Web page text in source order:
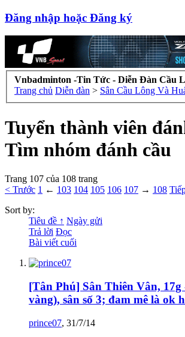
Đăng nhập hoặc Đăng ký
Vnbadminton -Tin Tức - Diễn Đàn Cầu
Trang chủ Diễn đàn > Sân Cầu Lông Và
Tuyển thành viên
Tìm nhóm đánh cầu
Trang 107 của 108 trang
< Trước 1 ← 103 104 105 106 107 → 108
Sort by:
Tiêu đề ↑ Ngày gửi
Trả lời Đọc
Bài viết cuối
[Tân Phú] Sân Thiên Vân, 17g
vàng), sân số 3; đam mê là ok
prince07, 31/7/14